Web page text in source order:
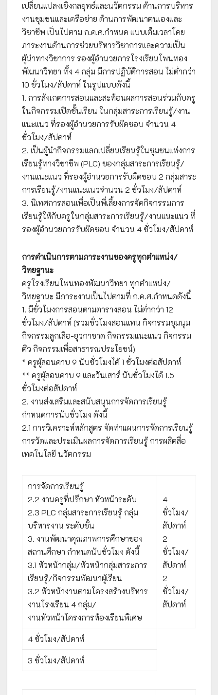
เปลี่ยนแปลงเชิงกลยุทธ์และนวัตกรรม ด้านการบริหาร
งานชุมชนและเครือข่าย ด้านการพัฒนาตนเองและ
วิชาชีพ เป็นไปตาม ก.ค.ศ.กำหนด แบบเต็มเวลาโดย
ภาระงานด้านการช่วยบริหารวิชาการและความเป็น
ผู้นำทางวิชาการ รองผู้อำนวยการโรงเรียนโพนทอง
พัฒนาวิทยา ทั้ง 4 กลุ่ม มีการปฏิบัติการสอน ไม่ต่ำกว่า
10 ชั่วโมง/สัปดาห์ ในรูปแบบดังนี้
1. การสังเกตการสอนและสะท้อนผลการสอนร่วมกับครู
ในกิจกรรมเปิดชั้นเรียน ในกลุ่มสาระการเรียนรู้/งาน
แนะแนว ที่รองผู้อำนวยการรับผิดชอบ จำนวน 4
ชั่วโมง/สัปดาห์
2. เป็นผู้นำกิจกรรมแลกเปลี่ยนเรียนรู้ในชุมชนแห่งการ
เรียนรู้ทางวิชาชีพ (PLC) ของกลุ่มสาระการเรียนรู้/
งานแนะแนว ที่รองผู้อำนวยการรับผิดชอบ 2 กลุ่มสาระ
การเรียนรู้/งานแนะแนวจำนวน 2 ชั่วโมง/สัปดาห์
3. นิเทศการสอนเพื่อเป็นพี่เลี้ยงการจัดกิจกรรมการ
เรียนรู้ให้กับครูในกลุ่มสาระการเรียนรู้/งานแนะแนว ที่
รองผู้อำนวยการรับผิดชอบ จำนวน 4 ชั่วโมง/สัปดาห์
การดำเนินการตามภาระงานของครูทุกตำแหน่ง/
วิทยฐานะ
ครูโรงเรียนโพนทองพัฒนาวิทยา ทุกตำแหน่ง/
วิทยฐานะ มีภาระงานเป็นไปตามที่ ก.ค.ศ.กำหนดดังนี้
1. มีชั่วโมงการสอนตามตารางสอน ไม่ต่ำกว่า 12
ชั่วโมง/สัปดาห์ (รวมชั่วโมงสอนแทน กิจกรรมชุมนุม
กิจกรรมลูกเสือ-ยุวกาชาด กิจกรรมแนะแนว กิจกรรม
ติว กิจกรรมเพื่อสาธารณประโยชน์)
* ครูผู้สอนคาบ 9 นับชั่วโมงได้ 1 ชั่วโมงต่อสัปดาห์
** ครูผู้สอนคาบ 9 และวันเสาร์ นับชั่วโมงได้ 1.5
ชั่วโมงต่อสัปดาห์
2. งานส่งเสริมและสนับสนุนการจัดการเรียนรู้
กำหนดการนับชั่วโมง ดังนี้
2.1 การวิเคราะห์หลักสูตร จัดทำแผนการจัดการเรียนรู้
การวัดและประเมินผลการจัดการเรียนรู้ การผลิตสื่อ
เทคโนโลยี นวัตกรรม
การจัดการเรียนรู้
2.2 งานครูที่ปรึกษา หัวหน้าระดับ
2.3 PLC กลุ่มสาระการเรียนรู้ กลุ่ม
บริหารงาน ระดับชั้น
3. งานพัฒนาคุณภาพการศึกษาของ
สถานศึกษา กำหนดนับชั่วโมง ดังนี้
3.1 หัวหน้ากลุ่ม/หัวหน้ากลุ่มสาระการ
เรียนรู้/กิจกรรมพัฒนาผู้เรียน
3.2 หัวหน้างานตามโครงสร้างบริหาร
งานโรงเรียน 4 กลุ่ม/
งานหัวหน้าโครงการห้องเรียนพิเศษ
4
ชั่วโมง/
สัปดาห์
2
ชั่วโมง/
สัปดาห์
2
ชั่วโมง/
สัปดาห์
4 ชั่วโมง/สัปดาห์
3 ชั่วโมง/สัปดาห์